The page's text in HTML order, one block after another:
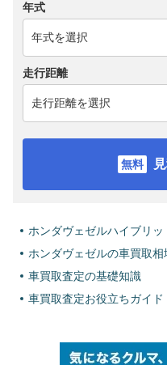
年式
走行距離
ホンダヴェゼルハイブリ
ホンダヴェゼルの車買取相
車買取査定の基礎知識
車買取査定お役立ちガイド